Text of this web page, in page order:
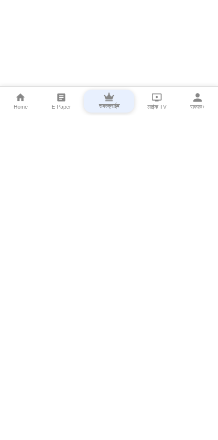
Home E-Paper सबस्क्राईब लाईव्ह TV सकाळ+